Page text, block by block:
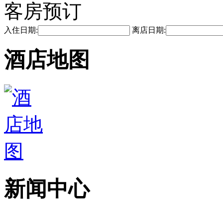
客房预订
入住日期: 离店日期:
酒店地图
新闻中心